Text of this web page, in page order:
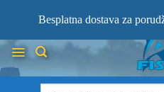
content
Besplatna dostava za